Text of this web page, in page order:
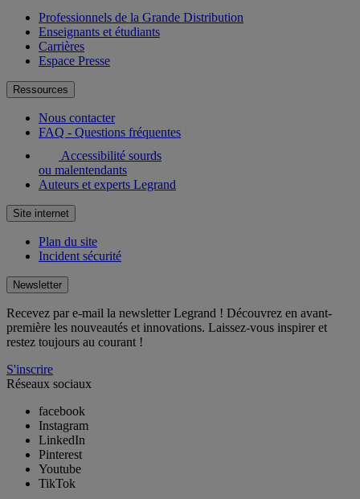
Professionnels de la Grande Distribution
Enseignants et étudiants
Carrières
Espace Presse
Ressources
Nous contacter
FAQ - Questions fréquentes
Accessibilité sourds
ou malentendants
Auteurs et experts Legrand
Site internet
Plan du site
Incident sécurité
Newsletter
Recevez par e-mail la newsletter Legrand ! Découvrez en avant-
première les nouveautés et innovations. Laissez-vous inspirer et
restez toujours au courant !
S'inscrire
Réseaux sociaux
facebook
Instagram
LinkedIn
Pinterest
Youtube
TikTok